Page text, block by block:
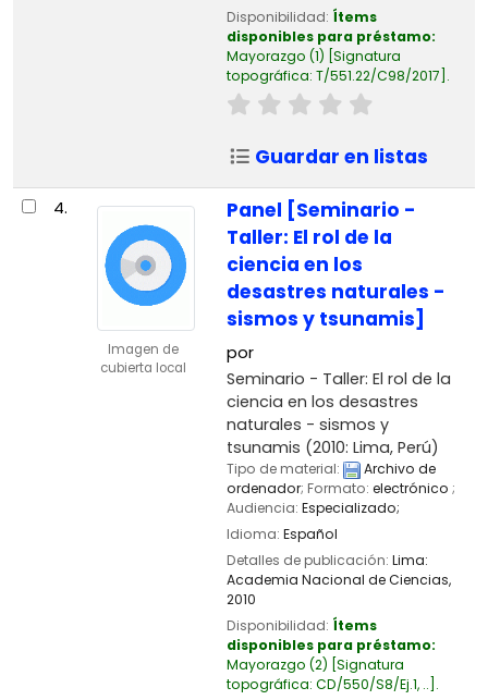
Disponibilidad: Ítems
disponibles para préstamo:
Mayorazgo (1) Signatura
topográfica: T/551.22/C98/2017 .
Guardar en listas
4.
Imagen de
cubierta local
Panel [Seminario -
Taller: El rol de la
ciencia en los
desastres naturales -
sismos y tsunamis]
por
Seminario - Taller: El rol de la
ciencia en los desastres
naturales - sismos y
tsunamis (2010: Lima, Perú)
Tipo de material:
Archivo de
ordenador; Formato: electrónico ;
Audiencia: Especializado;
Idioma: Español
Detalles de publicación: Lima:
Academia Nacional de Ciencias,
2010
Disponibilidad: Ítems
disponibles para préstamo:
Mayorazgo (2) Signatura
topográfica: CD/550/S8/Ej.1, .. .